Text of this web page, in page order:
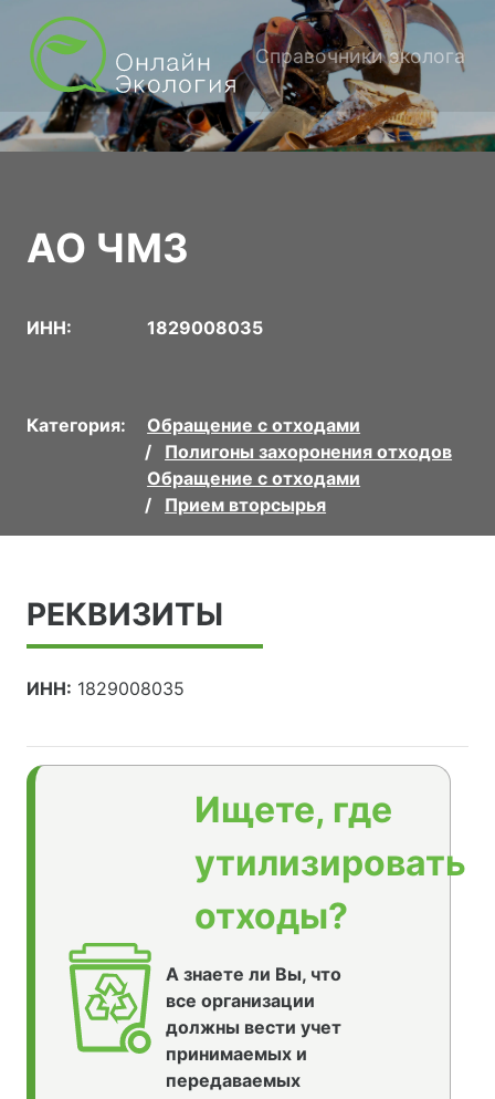
Справочники эколога
АО ЧМЗ
ИНН: 1829008035
Категория:
Обращение с отходами
Полигоны захоронения отходов
Обращение с отходами
Прием вторсырья
РЕКВИЗИТЫ
ИНН: 1829008035
Ищете, где
утилизировать
отходы?
А знаете ли Вы, что
все организации
должны вести учет
принимаемых и
передаваемых